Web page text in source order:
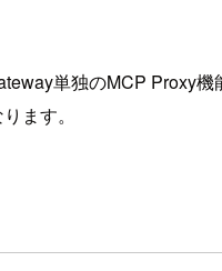
単独のMCP Proxy
ます。